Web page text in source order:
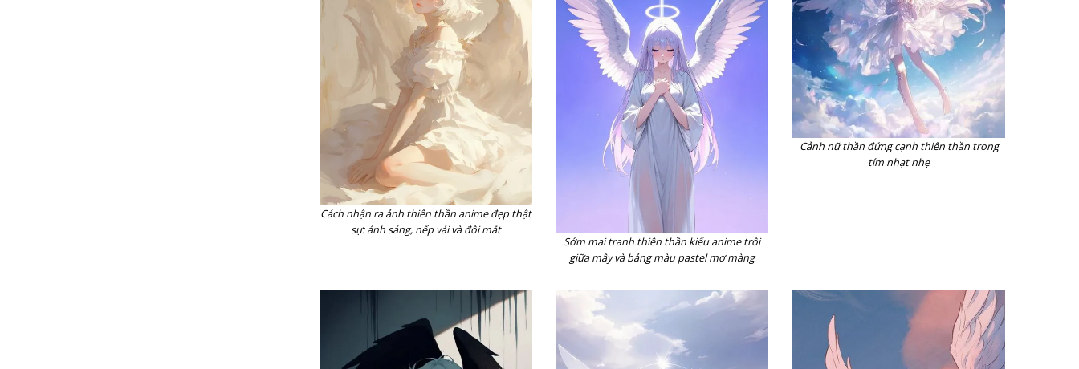
Cách nhận ra ảnh thiên thần anime đẹp thật
sự: ánh sáng, nếp vải và đôi mắt
Sớm mai tranh thiên thần kiểu anime trôi
giữa mây và bảng màu pastel mơ màng
Cảnh nữ thần đứng cạnh thiên thần trong
tím nhạt nhẹ